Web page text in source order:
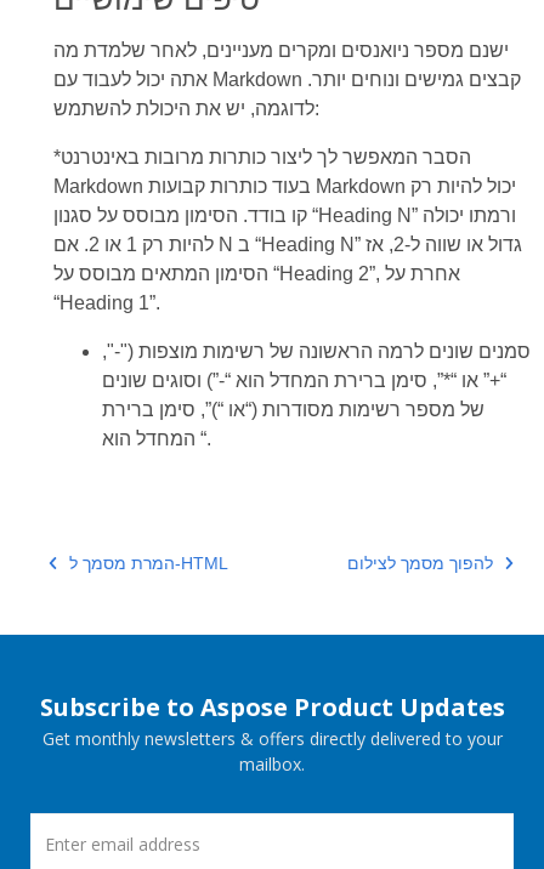
ישנם מספר ניואנסים ומקרים מעניינים, לאחר שלמדת מה
אתה יכול לעבוד עם Markdown קבצים גמישים ונוחים יותר.
לדוגמה, יש את היכולת להשתמש:
*הסבר המאפשר לך ליצור כותרות מרובות באינטרנט
Markdown בעוד כותרות קבועות Markdown יכול להיות רק
קו בודד. הסימון מבוסס על סגנון “Heading N” ורמתו יכולה
להיות רק 1 או 2. אם N ב “Heading N” גדול או שווה ל-2, אז
הסימון המתאים מבוסס על “Heading 2”, אחרת על
“Heading 1”.
סמנים שונים לרמה הראשונה של רשימות מוצפות ("-",
“+” או “*”, סימן ברירת המחדל הוא “-”) וסוגים שונים
של מספר רשימות מסודרות (“או “)”, סימן ברירת
המחדל הוא “.
המרת מסמך ל-HTML להפוך מסמך לצילום
Subscribe to Aspose Product Updates
Get monthly newsletters & offers directly delivered to your
mailbox.